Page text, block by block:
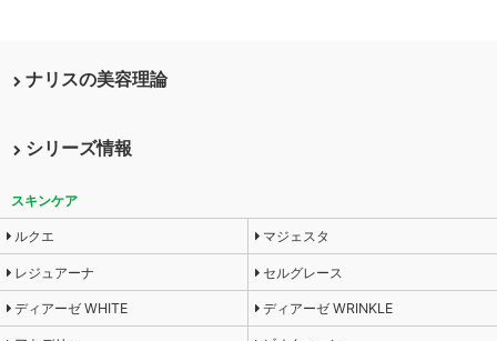
ナリスの美容理論
シリーズ情報
スキンケア
ルクエ マジェスタ
レジュアーナ セルグレース
ディアーゼ WHITE ディアーゼ WRINKLE